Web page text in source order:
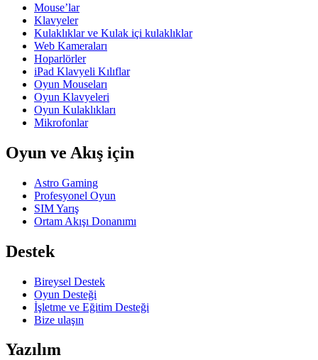
Mouse’lar
Klavyeler
Kulaklıklar ve Kulak içi kulaklıklar
Web Kameraları
Hoparlörler
iPad Klavyeli Kılıflar
Oyun Mouseları
Oyun Klavyeleri
Oyun Kulaklıkları
Mikrofonlar
Oyun ve Akış için
Astro Gaming
Profesyonel Oyun
SIM Yarış
Ortam Akışı Donanımı
Destek
Bireysel Destek
Oyun Desteği
İşletme ve Eğitim Desteği
Bize ulaşın
Yazılım